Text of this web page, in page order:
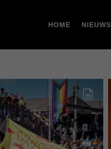
HOME NIEUWS